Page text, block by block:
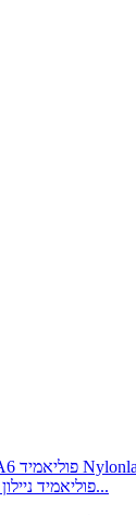
לוח יצוק פלסטיק הנדסי PA6 פוליאמיד ניילון...